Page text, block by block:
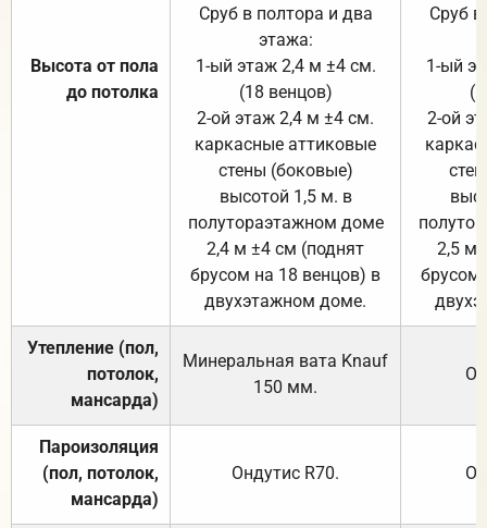
Высота от пола
до потолка
Сруб в полтора и два
этажа:
1-ый этаж 2,4 м ±4 см.
(18 венцов)
2-ой этаж 2,4 м ±4 см.
каркасные аттиковые
стены (боковые)
высотой 1,5 м. в
полутораэтажном доме
2,4 м ±4 см (поднят
брусом на 18 венцов) в
двухэтажном доме.
Сруб
1-ый
2-ой
2,5 м
брусом
Утепление (пол,
потолок,
мансарда)
Минеральная вата Knauf
150 мм.
Пароизоляция
(пол, потолок,
мансарда)
Ондутис R70.